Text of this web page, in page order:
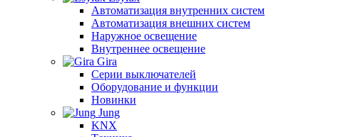
Автоматизация внутренних систем
Автоматизация внешних систем
Наружное освещение
Внутреннее освещение
Gira
Серии выключателей
Оборудование и функции
Новинки
Jung
KNX